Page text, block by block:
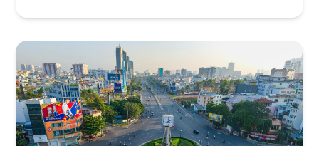
ven kênh xuống cấp đến những nơi ở khang trang, ổn định